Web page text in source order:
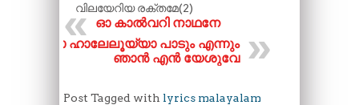
വിലയേറിയ രക്തമേ(2)
ഓ കാൽവറി നാഥനേ
ഓ ഹാലേലൂയ്യാ പാടും എന്നും
ഞാൻ എൻ യേശുവേ
Post Tagged with lyrics malayalam